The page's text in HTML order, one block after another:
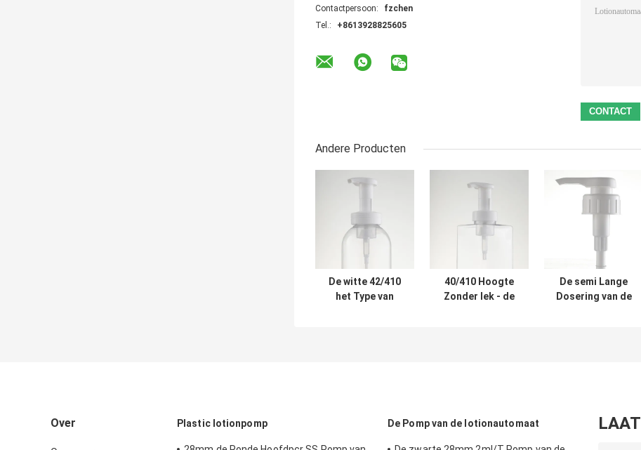
Contactpersoon:
fzchen
Tel.:
+8613928825605
Andere Producten
De witte 42/410
het Type van
40/410 Hoogte
Zonder lek - de
De semi Lange
Dosering van de
Over Plastic lotionpomp De Pomp van de lotionautomaat